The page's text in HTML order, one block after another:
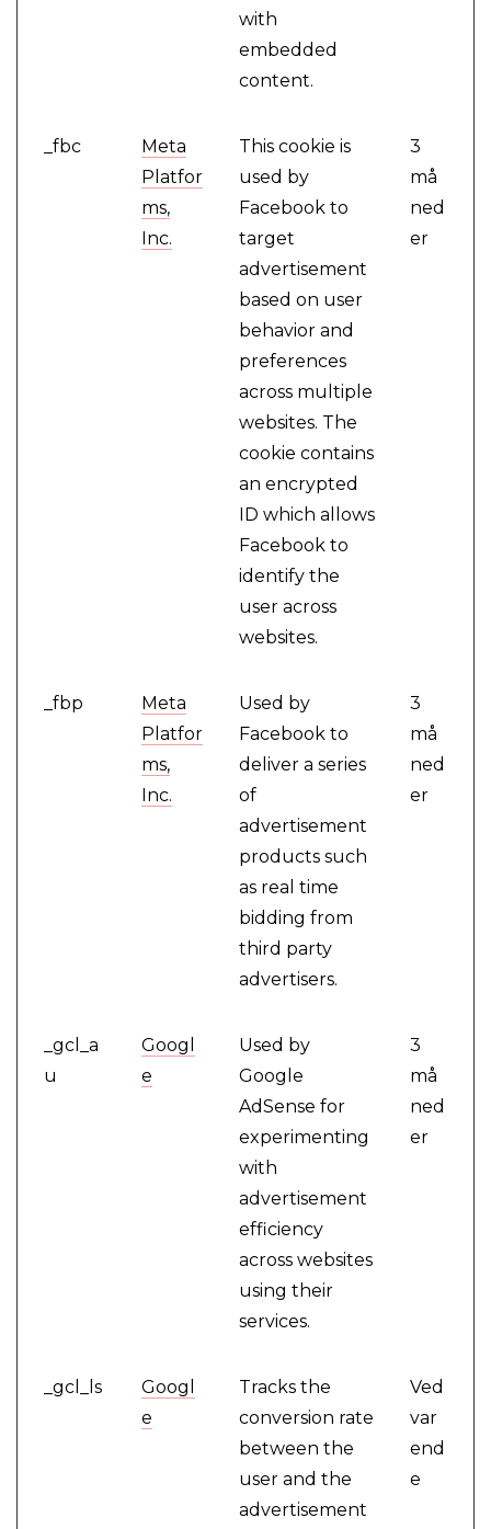
with
embedded
content.
_fbc
Meta
Platfor
ms,
Inc.
This cookie is
used by
Facebook to
target
advertisement
based on user
behavior and
preferences
across multiple
websites. The
cookie contains
an encrypted
ID which allows
Facebook to
identify the
user across
websites.
3
må
ned
er
_fbp
Meta
Platfor
ms,
Inc.
Used by
Facebook to
deliver a series
of
advertisement
products such
as real time
bidding from
third party
advertisers.
3
må
ned
er
_gcl_a
u
Googl
e
Used by
Google
AdSense for
experimenting
with
advertisement
efficiency
across websites
using their
services.
3
må
ned
er
_gcl_ls
Googl
e
Tracks the
conversion rate
between the
user and the
advertisement
Ved
var
end
e